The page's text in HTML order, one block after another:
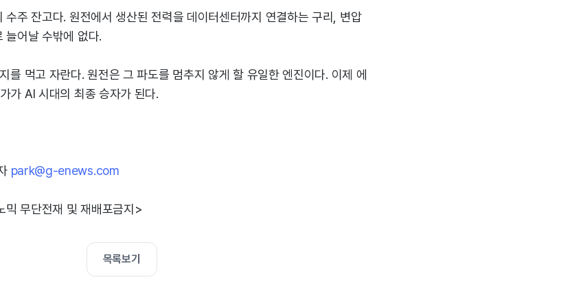
수주 잔고다. 원전에서 생산된 전력을 데이터센터까지 연결하는 구리, 변압
늘어날 수밖에 없다.
를 먹고 자란다. 원전은 그 파도를 멈추지 않게 할 유일한 엔진이다. 이제 에
가 AI 시대의 최종 승자가 된다.
park@g-enews.com
무단전재 및 재배포금지>
목록보기